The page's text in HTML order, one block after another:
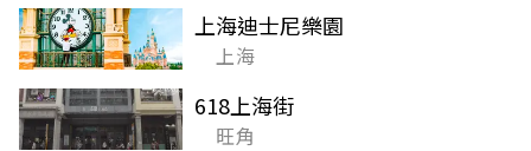
上海迪士尼樂園
上海
618上海街
旺角